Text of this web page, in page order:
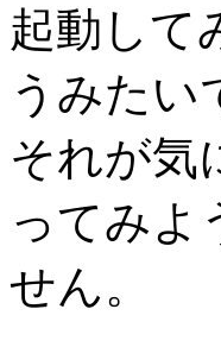
起動して
うみたい
それが気
ってみよ
せん。